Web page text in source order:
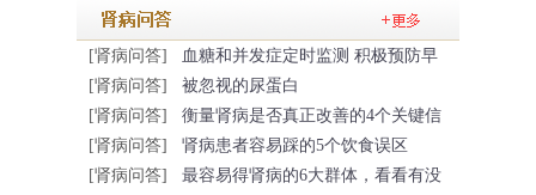
[肾病问答]
血糖和并发症定时监测 积极预防早
[肾病问答]
被忽视的尿蛋白
[肾病问答]
衡量肾病是否真正改善的4个关键信
[肾病问答]
肾病患者容易踩的5个饮食误区
[肾病问答]
最容易得肾病的6大群体，看看有没